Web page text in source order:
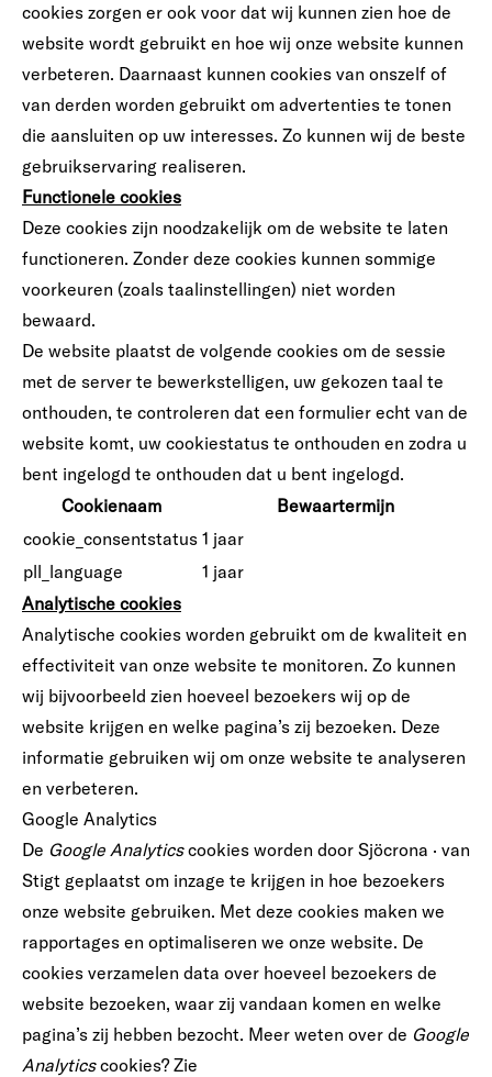
cookies zorgen er ook voor dat wij kunnen zien hoe de
website wordt gebruikt en hoe wij onze website kunnen
verbeteren. Daarnaast kunnen cookies van onszelf of
van derden worden gebruikt om advertenties te tonen
die aansluiten op uw interesses. Zo kunnen wij de beste
gebruikservaring realiseren.
Functionele cookies
Deze cookies zijn noodzakelijk om de website te laten
functioneren. Zonder deze cookies kunnen sommige
voorkeuren (zoals taalinstellingen) niet worden
bewaard.
De website plaatst de volgende cookies om de sessie
met de server te bewerkstelligen, uw gekozen taal te
onthouden, te controleren dat een formulier echt van de
website komt, uw cookiestatus te onthouden en zodra u
bent ingelogd te onthouden dat u bent ingelogd.
Cookienaam
Bewaartermijn
cookie_consentstatus 1 jaar
pll_language
1 jaar
Analytische cookies
Analytische cookies worden gebruikt om de kwaliteit en
effectiviteit van onze website te monitoren. Zo kunnen
wij bijvoorbeeld zien hoeveel bezoekers wij op de
website krijgen en welke pagina’s zij bezoeken. Deze
informatie gebruiken wij om onze website te analyseren
en verbeteren.
Google Analytics
De Google Analyticscookies worden door Sjöcrona · van
Stigt geplaatst om inzage te krijgen in hoe bezoekers
onze website gebruiken. Met deze cookies maken we
rapportages en optimaliseren we onze website. De
cookies verzamelen data over hoeveel bezoekers de
website bezoeken, waar zij vandaan komen en welke
pagina’s zij hebben bezocht. Meer weten over de Google
Analyticscookies? Zie